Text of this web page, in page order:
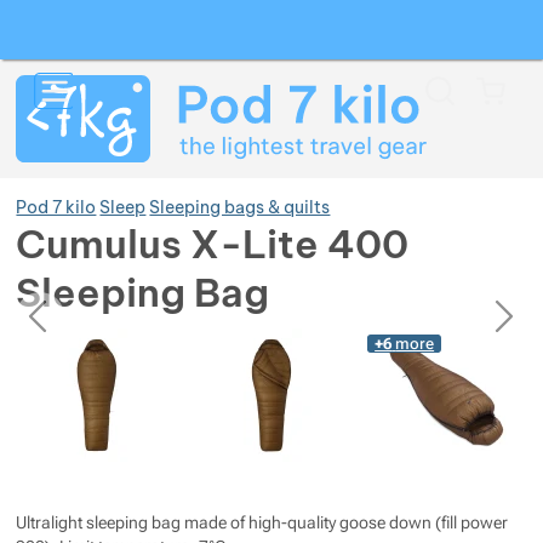
Pod 7 kilo Sleep Sleeping bags & quilts
Cumulus X-Lite 400
Sleeping Bag
Photos
previous next
Photos +6 more
Ultralight sleeping bag made of high-quality goose down (fill power
Show more
Show more
Show more
Show more
Show more
Show more